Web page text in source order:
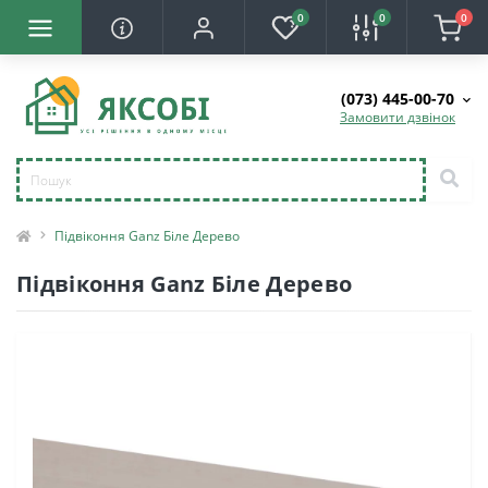
0 0 0
(073) 445-00-70
Замовити дзвінок
Підвіконня Ganz Біле Дерево
Підвіконня Ganz Біле Дерево